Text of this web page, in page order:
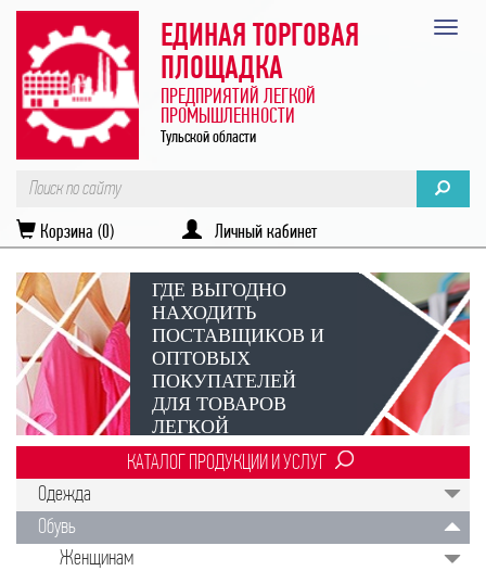
ЕДИНАЯ ТОРГОВАЯ
ПЛОЩАДКА
ПРЕДПРИЯТИЙ ЛЕГКОЙ
ПРОМЫШЛЕННОСТИ
Тульской области
Корзина (0) Личный кабинет
ГДЕ ВЫГОДНО
НАХОДИТЬ
ПОСТАВЩИКОВ И
ОПТОВЫХ
ПОКУПАТЕЛЕЙ
ДЛЯ ТОВАРОВ
ЛЕГКОЙ
ПРОМЫШЛЕННОСТИ?
Век онлайн-коммуникаций
руководителей предприятий,
специалистов отдела продаж.
КАТАЛОГ ПРОДУКЦИИ И УСЛУГ
Одежда
Обувь
Женщинам